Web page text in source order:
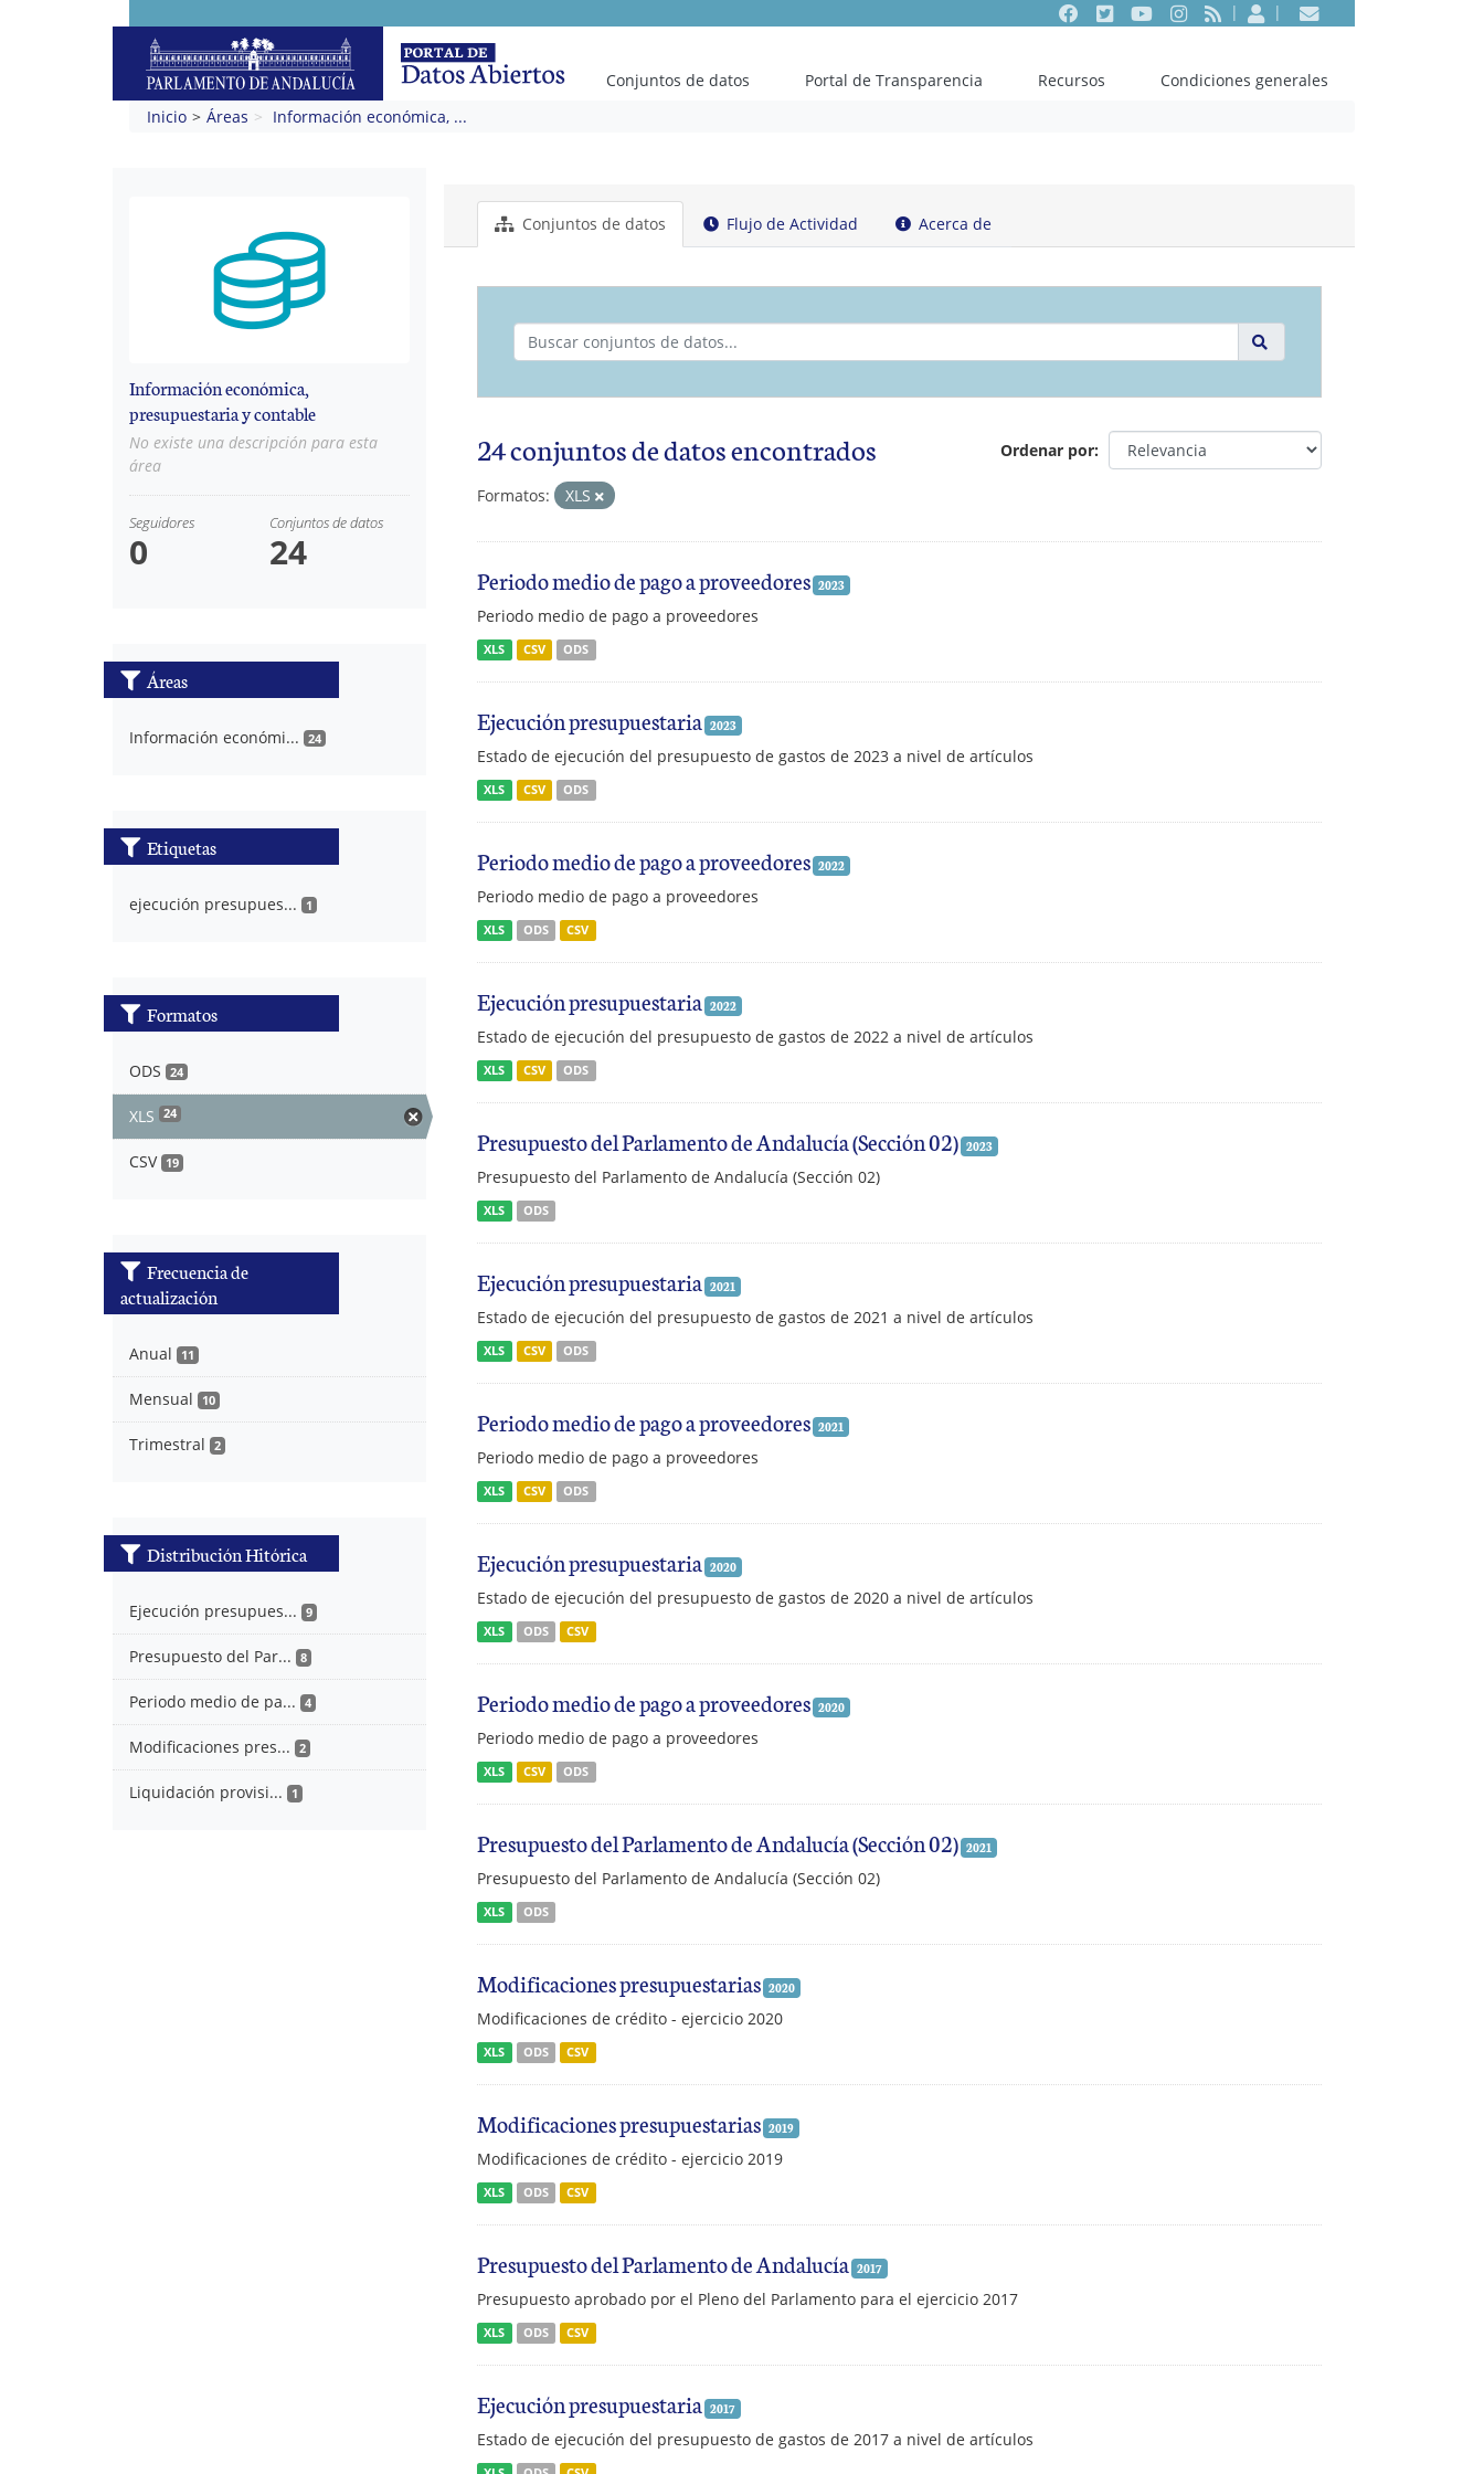
Facebook
TwitterYoutubeInstagram
RSS EntrarContacto
Conjuntos de datos Portal de Transparencia Recursos
Condiciones generales
Inicio
Áreas Información económica, ...
Información económica,
presupuestaria y contable
No existe una descripción para esta
área
Seguidores
0
Conjuntos de datos
24
Áreas
Información económi... 24
Etiquetas
ejecución presupues... 1
Formatos
ODS 24
XLS 24
CSV 19
Frecuencia de
actualización
Anual 11
Mensual 10
Trimestral 2
Distribución Hitórica
Ejecución presupues... 9
Presupuesto del Par... 8
Periodo medio de pa... 4
Modificaciones pres... 2
Liquidación provisi... 1
Conjuntos de datos Flujo de Actividad Acerca de
Ordenar por
24 conjuntos de datos encontrados
Formatos: XLS
Periodo medio de pago a proveedores 2023
Periodo medio de pago a proveedores
XLS CSV ODS
Ejecución presupuestaria 2023
Estado de ejecución del presupuesto de gastos de 2023 a nivel de artículos
XLS CSV ODS
Periodo medio de pago a proveedores 2022
Periodo medio de pago a proveedores
XLS ODS CSV
Ejecución presupuestaria 2022
Estado de ejecución del presupuesto de gastos de 2022 a nivel de artículos
XLS CSV ODS
Presupuesto del Parlamento de Andalucía (Sección 02) 2023
Presupuesto del Parlamento de Andalucía (Sección 02)
XLS ODS
Ejecución presupuestaria 2021
Estado de ejecución del presupuesto de gastos de 2021 a nivel de artículos
XLS CSV ODS
Periodo medio de pago a proveedores 2021
Periodo medio de pago a proveedores
XLS CSV ODS
Ejecución presupuestaria 2020
Estado de ejecución del presupuesto de gastos de 2020 a nivel de artículos
XLS ODS CSV
Periodo medio de pago a proveedores 2020
Periodo medio de pago a proveedores
XLS CSV ODS
Presupuesto del Parlamento de Andalucía (Sección 02) 2021
Presupuesto del Parlamento de Andalucía (Sección 02)
XLS ODS
Modificaciones presupuestarias 2020
Modificaciones de crédito - ejercicio 2020
XLS ODS CSV
Modificaciones presupuestarias 2019
Modificaciones de crédito - ejercicio 2019
XLS ODS CSV
Presupuesto del Parlamento de Andalucía 2017
Presupuesto aprobado por el Pleno del Parlamento para el ejercicio 2017
XLS ODS CSV
Ejecución presupuestaria 2017
Estado de ejecución del presupuesto de gastos de 2017 a nivel de artículos